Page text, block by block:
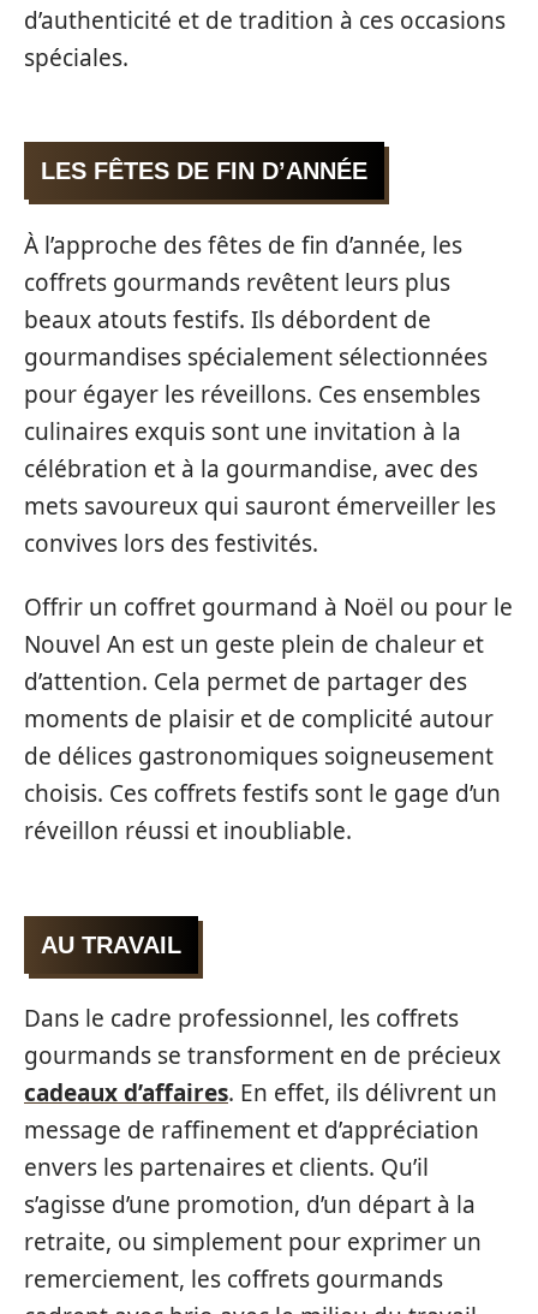
d’authenticité et de tradition à ces occasions
spéciales.
LES FÊTES DE FIN D’ANNÉE
À l’approche des fêtes de fin d’année, les
coffrets gourmands revêtent leurs plus
beaux atouts festifs. Ils débordent de
gourmandises spécialement sélectionnées
pour égayer les réveillons. Ces ensembles
culinaires exquis sont une invitation à la
célébration et à la gourmandise, avec des
mets savoureux qui sauront émerveiller les
convives lors des festivités.
Offrir un coffret gourmand à Noël ou pour le
Nouvel An est un geste plein de chaleur et
d’attention. Cela permet de partager des
moments de plaisir et de complicité autour
de délices gastronomiques soigneusement
choisis. Ces coffrets festifs sont le gage d’un
réveillon réussi et inoubliable.
AU TRAVAIL
Dans le cadre professionnel, les coffrets
gourmands se transforment en de précieux
cadeaux d’affaires. En effet, ils délivrent un
message de raffinement et d’appréciation
envers les partenaires et clients. Qu’il
s’agisse d’une promotion, d’un départ à la
retraite, ou simplement pour exprimer un
remerciement, les coffrets gourmands